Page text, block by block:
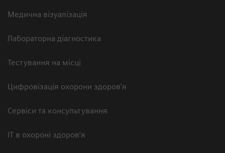
Медична візуалізація
Лабораторна діагностика
Тестування на місці
Цифровізація охорони здоров’я
Сервіси та консультування
ІТ в охороні здоров’я